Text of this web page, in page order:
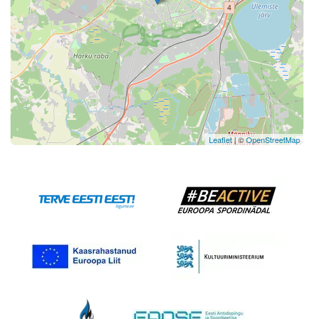
Leaflet| ©OpenStreetMap